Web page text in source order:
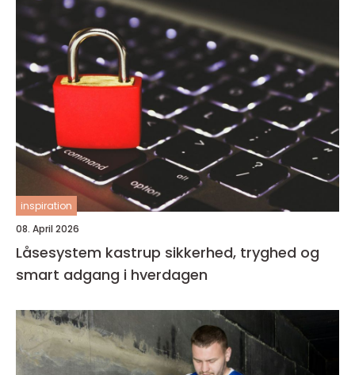
inspiration
08. April 2026
Låsesystem kastrup sikkerhed, tryghed og
smart adgang i hverdagen